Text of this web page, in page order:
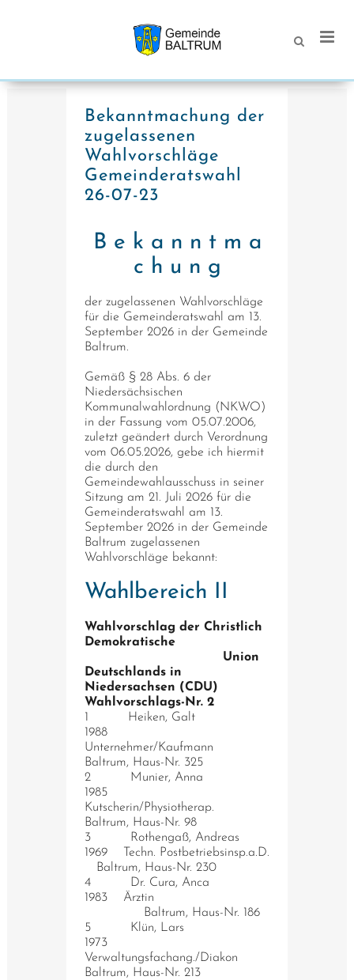
Bekanntmachung der
zugelassenen
Wahlvorschläge
Gemeinderatswahl
26-07-23
B e k a n n t m a
c h u n g
der zugelassenen Wahlvorschläge
für die Gemeinderatswahl am 13.
September 2026 in der Gemeinde
Baltrum.
Gemäß § 28 Abs. 6 der
Niedersächsischen
Kommunalwahlordnung (NKWO)
in der Fassung vom 05.07.2006,
zuletzt geändert durch Verordnung
vom 06.05.2026, gebe ich hiermit
die durch den
Gemeindewahlausschuss in seiner
Sitzung am 21. Juli 2026 für die
Gemeinderatswahl am 13.
September 2026 in der Gemeinde
Baltrum zugelassenen
Wahlvorschläge bekannt:
Wahlbereich II
Wahlvorschlag der Christlich
Demokratische
Union
Deutschlands in
Niedersachsen (CDU)
Wahlvorschlags-Nr. 2
1 Heiken, Galt
1988
Unternehmer/Kaufmann
Baltrum, Haus-Nr. 325
2 Munier, Anna
1985
Kutscherin/Physiotherap.
Baltrum, Haus-Nr. 98
3 Rothengaß, Andreas
1969 Techn. Postbetriebsinsp.a.D.
Baltrum, Haus-Nr. 230
4 Dr. Cura, Anca
1983 Ärztin
Baltrum, Haus-Nr. 186
5 Klün, Lars
1973
Verwaltungsfachang./Diakon
Baltrum, Haus-Nr. 213